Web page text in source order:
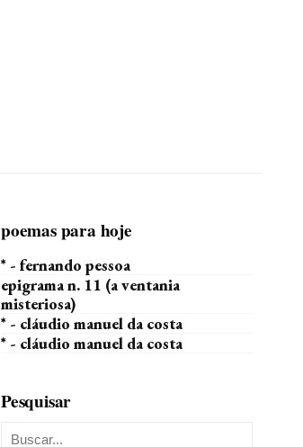
poemas para hoje
* - fernando pessoa
epigrama n. 11 (a ventania
misteriosa)
* - cláudio manuel da costa
* - cláudio manuel da costa
Pesquisar